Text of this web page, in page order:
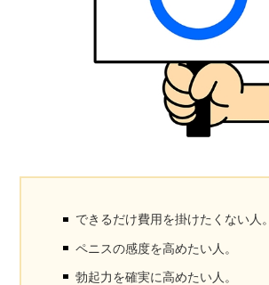
できるだけ費用を掛けたくない人。
ペニスの感度を高めたい人。
勃起力を確実に高めたい人。